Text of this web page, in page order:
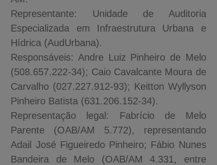
Representante: Unidade de Auditoria
Especializada em Infraestrutura Urbana e
Hídrica (AudUrbana).
Responsáveis: Andre Luiz Pinheiro de Melo
(508.657.222-34); Caio Cavalcante Moura de
Carvalho (027.227.912-93); Keitton Wyllyson
Pinheiro Batista (631.206.152-34).
Representação legal: Fabrício de Melo
Parente (OAB/AM 5.772), representando
Adail José Figueiredo Pinheiro; Fábio Nunes
Bandeira de Melo (OAB/AM 4.331, entre